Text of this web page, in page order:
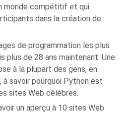
monde compétitif et qui
dans la création de
de programmation les plus
plus de 28 ans maintenant. Une
à la plupart des gens, en
savoir pourquoi Python est
sites Web célèbres.
un aperçu à 10 sites Web